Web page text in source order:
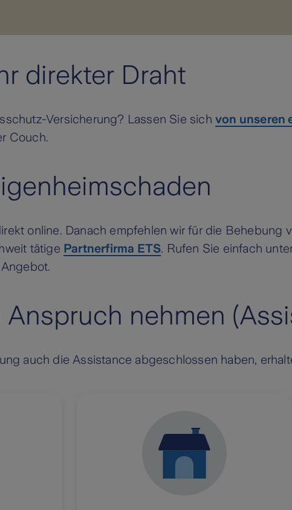
direkter Draht
Versicherung? Lassen Sie sich von unseren
Couch.
online. Danach empfehlen wir für die Behebung
tätige Partnerfirma ETS. Rufen Sie einfach
nehmen
auch die Assistance abgeschlossen haben,